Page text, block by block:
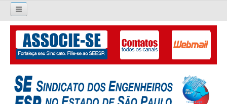
Pesquisar...
O SINDICATO
APRESENTAÇÃO
PALAVRA DO PRESIDENTE